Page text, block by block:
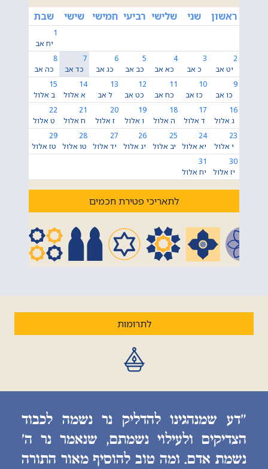
ראשון שני שלישי רביעי חמישי שישי שבת
1
יח אב
2
יט אב
3
כ אב
4
כא אב
5
כב אב
6
כג אב
7
כד אב
8
כה אב
9
כו אב
10
כז אב
11
כח אב
12
כט אב
13
ל אב
14
א אלול
15
ב אלול
16
ג אלול
17
ד אלול
18
ה אלול
19
ו אלול
20
ז אלול
21
ח אלול
22
ט אלול
23
י אלול
24
יא אלול
25
יב אלול
26
יג אלול
27
יד אלול
28
טו אלול
29
טז אלול
30
יז אלול
31
יח אלול
לתאריכי פטירת חכמים
לתרומות
״דע שמנהגינו להדליק נר נשמה לכבוד
הצדיקים ולעילוי נשמתם, שנאמר נר ה׳
נשמת אדם. ומה טוב להוסיף מאור התורה